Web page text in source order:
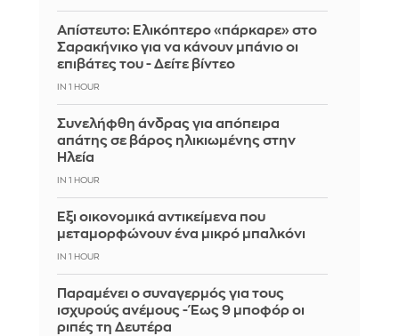
Απίστευτο: Ελικόπτερο «πάρκαρε» στο
Σαρακήνικο για να κάνουν μπάνιο οι
επιβάτες του - Δείτε βίντεο
IN 1 HOUR
Συνελήφθη άνδρας για απόπειρα
απάτης σε βάρος ηλικιωμένης στην
Ηλεία
IN 1 HOUR
Έξι οικονομικά αντικείμενα που
μεταμορφώνουν ένα μικρό μπαλκόνι
IN 1 HOUR
Παραμένει ο συναγερμός για τους
ισχυρούς ανέμους - Έως 9 μποφόρ οι
ριπές τη Δευτέρα